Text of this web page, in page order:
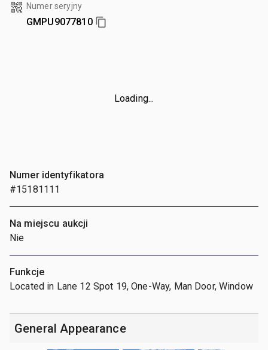
Numer seryjny
GMPU9077810
Loading...
Numer identyfikatora
#15181111
Na miejscu aukcji
Nie
Funkcje
Located in Lane 12 Spot 19, One-Way, Man Door, Window
General Appearance